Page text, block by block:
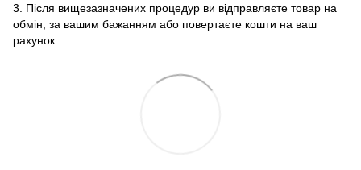
3. Після вищезазначених процедур ви відправляєте товар на
обмін, за вашим бажанням або повертаєте кошти на ваш
рахунок.